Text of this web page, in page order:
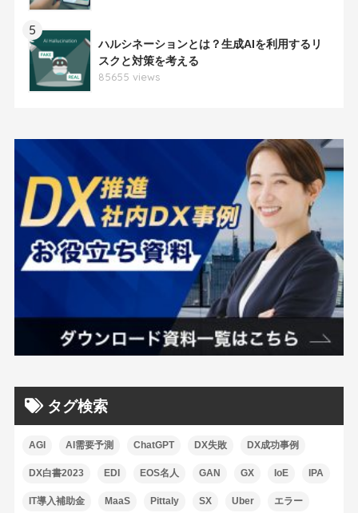
5
ハルシネーションとは？生成AIを利用するリ
スクと対策を考える
85655 views
タグ検索
AGI AI需要予測 ChatGPT DX失敗 DX成功事例
DX白書2023 EDI EOS名人 GAN GX IoE IPA
IT導入補助金 MaaS Pittaly SX Uber エラー